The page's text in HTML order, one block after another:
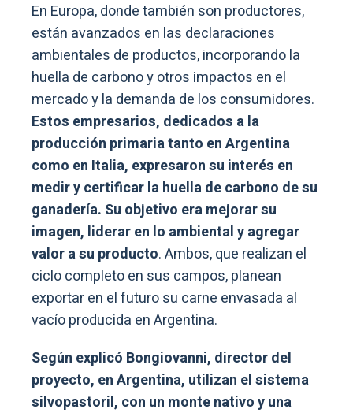
En Europa, donde también son productores,
están avanzados en las declaraciones
ambientales de productos, incorporando la
huella de carbono y otros impactos en el
mercado y la demanda de los consumidores.
Estos empresarios, dedicados a la
producción primaria tanto en Argentina
como en Italia, expresaron su interés en
medir y certificar la huella de carbono de su
ganadería. Su objetivo era mejorar su
imagen, liderar en lo ambiental y agregar
valor a su producto. Ambos, que realizan el
ciclo completo en sus campos, planean
exportar en el futuro su carne envasada al
vacío producida en Argentina.
Según explicó Bongiovanni, director del
proyecto, en Argentina, utilizan el sistema
silvopastoril, con un monte nativo y una